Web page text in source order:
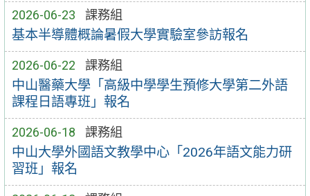
2026-06-23 課務組
基本半導體概論暑假大學實驗室參訪報名
2026-06-22 課務組
中山醫藥大學「高級中學學生預修大學第二外語
課程日語專班」報名
2026-06-18 課務組
中山大學外國語文教學中心「2026年語文能力研
習班」報名